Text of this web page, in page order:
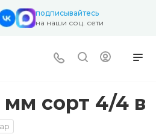
подписывайтесь
на наши соц. сети
мм сорт 4/4 в